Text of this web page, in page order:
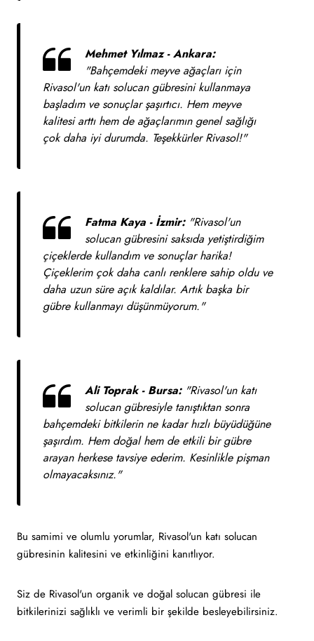
Mehmet Yılmaz - Ankara:
"Bahçemdeki meyve ağaçları için
Rivasol'un katı solucan gübresini kullanmaya
başladım ve sonuçlar şaşırtıcı. Hem meyve
kalitesi arttı hem de ağaçlarımın genel sağlığı
çok daha iyi durumda. Teşekkürler Rivasol!"
Fatma Kaya - İzmir:"Rivasol'un
solucan gübresini saksıda yetiştirdiğim
çiçeklerde kullandım ve sonuçlar harika!
Çiçeklerim çok daha canlı renklere sahip oldu ve
daha uzun süre açık kaldılar. Artık başka bir
gübre kullanmayı düşünmüyorum."
Ali Toprak - Bursa:"Rivasol'un katı
solucan gübresiyle tanıştıktan sonra
bahçemdeki bitkilerin ne kadar hızlı büyüdüğüne
şaşırdım. Hem doğal hem de etkili bir gübre
arayan herkese tavsiye ederim. Kesinlikle pişman
olmayacaksınız."
Bu samimi ve olumlu yorumlar, Rivasol'un katı solucan
gübresinin kalitesini ve etkinliğini kanıtlıyor.
Siz de Rivasol'un organik ve doğal solucan gübresi ile
bitkilerinizi sağlıklı ve verimli bir şekilde besleyebilirsiniz.